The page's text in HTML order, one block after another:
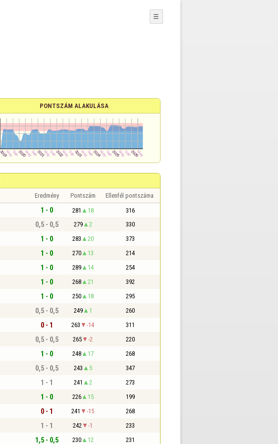
☰
PONTSZÁM ALAKULÁSA
Eredmény Pontszám Ellenfél pontszáma
1 - 0 281 18 316
0,5 - 0,5 279 2 330
1 - 0 283 20 373
1 - 0 270 13 214
1 - 0 289 14 254
1 - 0 268 21 392
1 - 0 250 18 295
0,5 - 0,5 249 1 260
0 - 1 263 -14 311
0,5 - 0,5 265 -2 220
1 - 0 248 17 268
0,5 - 0,5 243 5 347
1 - 1 241 2 273
1 - 0 226 15 199
0 - 1 241 -15 268
1 - 1 242 -1 233
1,5 - 0,5 230 12 231